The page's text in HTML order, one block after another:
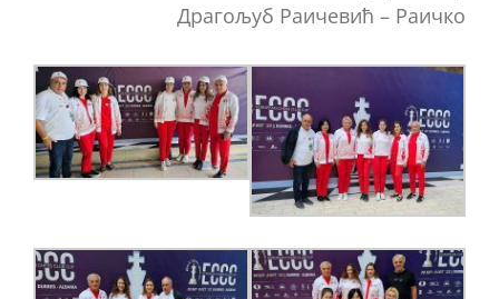
Драгољуб Раичевић – Раичко